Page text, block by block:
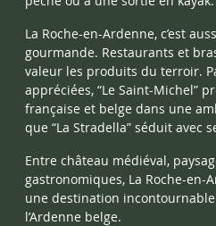
La Roche-en-Ardenne, c’est
gourmande. Restaurants et
valeur les produits du terroir.
appréciées, “Le Saint-Michel”
française et belge dans une
que “La Stradella” séduit avec
Entre château médiéval,
gastronomiques, La Roche-en-
une destination
l’Ardenne belge.